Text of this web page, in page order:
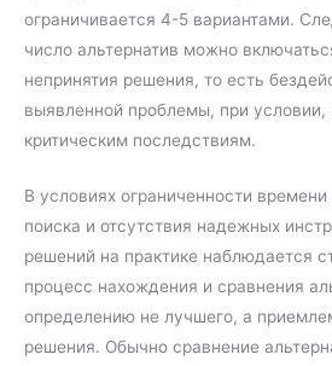
ограничивается 4-5 вариантами.
число альтернатив можно
непринятия решения, то есть
выявленной проблемы, при условии,
критическим последствиям.
В условиях ограниченности
поиска и отсутствия надежных
решений на практике наблюдается
процесс нахождения и сравнения
определению не лучшего, а
решения. Обычно сравнение